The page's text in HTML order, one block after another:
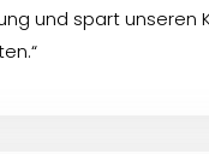
und spart unseren